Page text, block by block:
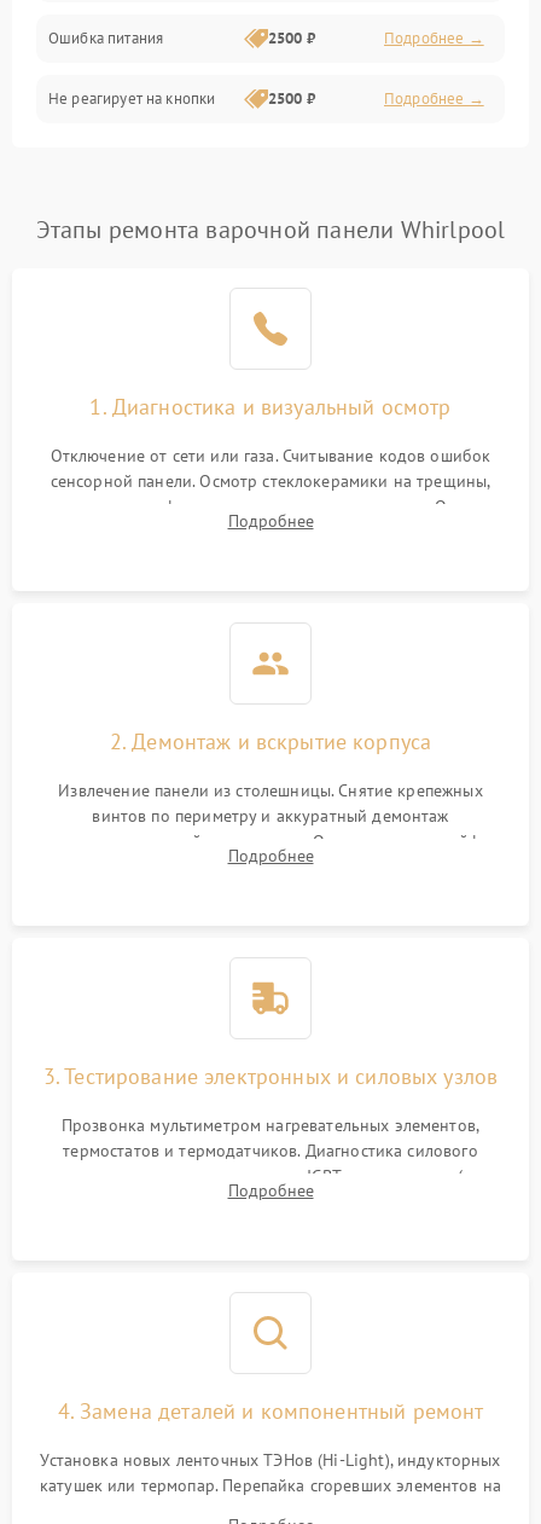
Ошибка питания 2500 ₽ Подробнее →
Не реагирует на кнопки 2500 ₽ Подробнее →
Этапы ремонта варочной панели Whirlpool
1. Диагностика и визуальный осмотр
Отключение от сети или газа. Считывание кодов ошибок
сенсорной панели. Осмотр стеклокерамики на трещины,
проверка конфорок на равномерность нагрева. Опрос
клиента о симптомах (не включается, не видит посуду,
Подробнее
2. Демонтаж и вскрытие корпуса
Извлечение панели из столешницы. Снятие крепежных
винтов по периметру и аккуратный демонтаж
стеклокерамической поверхности. Отсоединение шлейфов
сенсорного блока для доступа к силовым платам, катушкам
Подробнее
3. Тестирование электронных и силовых узлов
Прозвонка мультиметром нагревательных элементов,
термостатов и термодатчиков. Диагностика силового
модуля, реле, диодных мостов и IGBT-транзисторов (для
индукции). Проверка кранов и газ-контроля (для газовых
Подробнее
4. Замена деталей и компонентный ремонт
Установка новых ленточных ТЭНов (Hi-Light), индукторных
катушек или термопар. Перепайка сгоревших элементов на